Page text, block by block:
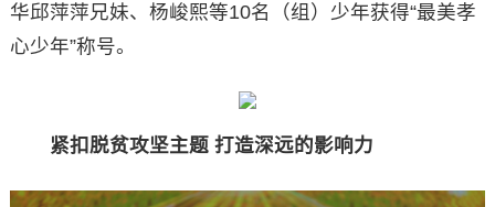
华邱萍萍兄妹、杨峻熙等10名（组）少年获得“最美孝
心少年”称号。
紧扣脱贫攻坚主题 打造深远的影响力